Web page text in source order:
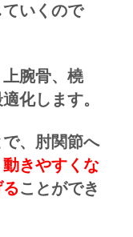
いくので
上腕骨、橈
化します。
、肘関節へ
動きやすくな
ことができ